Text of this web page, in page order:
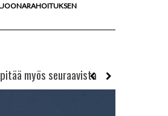
myös seuraavista